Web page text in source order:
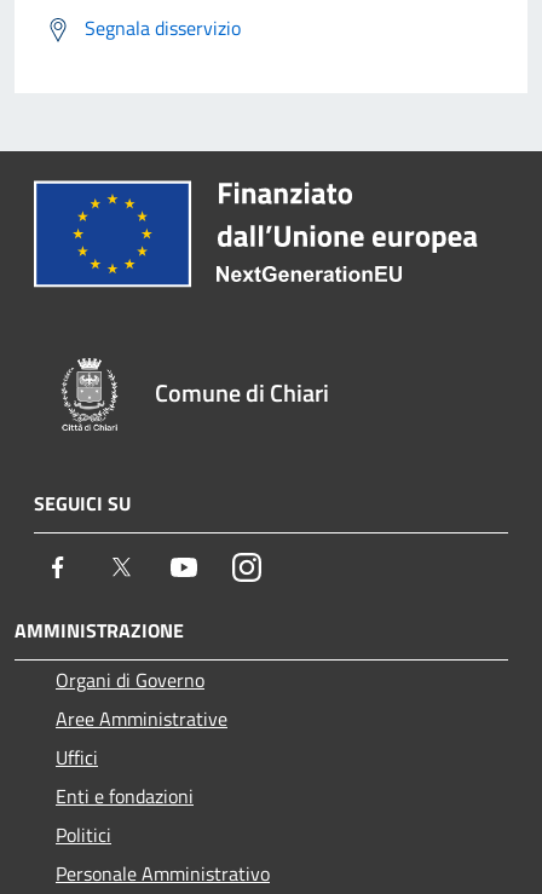
Segnala disservizio
Comune di Chiari
SEGUICI SU
Facebook Twitter YoutubeInstagram
AMMINISTRAZIONE
Organi di Governo
Aree Amministrative
Uffici
Enti e fondazioni
Politici
Personale Amministrativo